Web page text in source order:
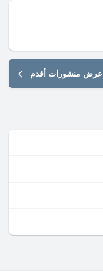
عرض منشورات أقدم